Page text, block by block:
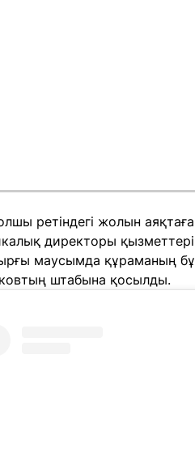
ретіндегі жолын
директоры
маусымда құраманың
штабына қосылды.